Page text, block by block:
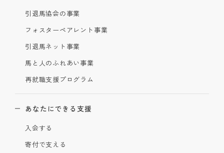
引退馬協会の事業
フォスターペアレント事業
引退馬ネット事業
馬と人のふれあい事業
再就職支援プログラム
あなたにできる支援
入会する
寄付で支える